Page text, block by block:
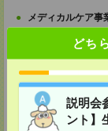
どち
説明会
ント】
メディカルケア事
TEL：0120-457-235
MAIL：
担当：採用担当
メディカルケア
東京都立川市錦町1-
TEL：0120-934-200